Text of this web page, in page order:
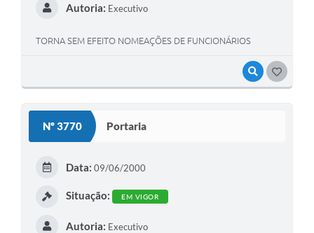
VISUALIZAR
Autoria: Executivo
TORNA SEM EFEITO NOMEAÇÕES DE FUNCIONÁRIOS
Nº 3770 Portaria
Data: 09/06/2000
Situação: EM VIGOR
Autoria: Executivo